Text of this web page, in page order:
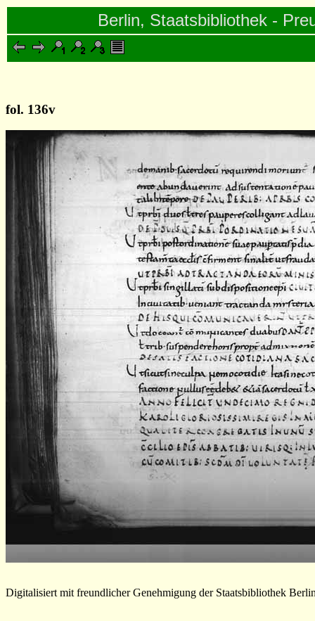
Berlin, Staatsbibliothek -
fol. 136v
Digitalisiert mit freundlicher Genehmigung der Staatsbibliothek